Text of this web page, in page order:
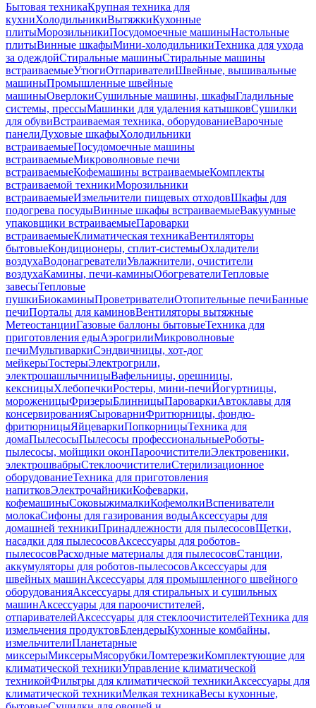
Бытовая техникаКрупная техника для
кухниХолодильникиВытяжкиКухонные
плитыМорозильникиПосудомоечные машиныНастольные
плитыВинные шкафыМини-холодильникиТехника для ухода
за одеждойСтиральные машиныСтиральные машины
встраиваемыеУтюгиОтпаривателиШвейные, вышивальные
машиныПромышленные швейные
машиныОверлокиСушильные машины, шкафыГладильные
системы, прессыМашинки для удаления катышковСушилки
для обувиВстраиваемая техника, оборудованиеВарочные
панелиДуховые шкафыХолодильники
встраиваемыеПосудомоечные машины
встраиваемыеМикроволновые печи
встраиваемыеКофемашины встраиваемыеКомплекты
встраиваемой техникиМорозильники
встраиваемыеИзмельчители пищевых отходовШкафы для
подогрева посудыВинные шкафы встраиваемыеВакуумные
упаковщики встраиваемыеПароварки
встраиваемыеКлиматическая техникаВентиляторы
бытовыеКондиционеры, сплит-системыОхладители
воздухаВодонагревателиУвлажнители, очистители
воздухаКамины, печи-каминыОбогревателиТепловые
завесыТепловые
пушкиБиокаминыПроветривателиОтопительные печиБанные
печиПорталы для каминовВентиляторы вытяжные
МетеостанцииГазовые баллоны бытовыеТехника для
приготовления едыАэрогрилиМикроволновые
печиМультиваркиСэндвичницы, хот-дог
мейкерыТостерыЭлектрогрили,
электрошашлычницыВафельницы, орешницы,
кексницыХлебопечкиРостеры, мини-печиЙогуртницы,
мороженицыФризерыБлинницыПароваркиАвтоклавы для
консервированияСыроварниФритюрницы, фондю-
фритюрницыЯйцеваркиПопкорницыТехника для
домаПылесосыПылесосы профессиональныеРоботы-
пылесосы, мойщики оконПароочистителиЭлектровеники,
электрошвабрыСтеклоочистителиСтерилизационное
оборудованиеТехника для приготовления
напитковЭлектрочайникиКофеварки,
кофемашиныСоковыжималкиКофемолкиВспениватели
молокаСифоны для газирования водыАксессуары для
домашней техникиПринадлежности для пылесосовЩетки,
насадки для пылесосовАксессуары для роботов-
пылесосовРасходные материалы для пылесосовСтанции,
аккумуляторы для роботов-пылесосовАксессуары для
швейных машинАксессуары для промышленного швейного
оборудованияАксессуары для стиральных и сушильных
машинАксессуары для пароочистителей,
отпаривателейАксессуары для стеклоочистителейТехника для
измельчения продуктовБлендерыКухонные комбайны,
измельчителиПланетарные
миксерыМиксерыМясорубкиЛомтерезкиКомплектующие для
климатической техникиУправление климатической
техникойФильтры для климатической техникиАксессуары для
климатической техникиМелкая техникаВесы кухонные,